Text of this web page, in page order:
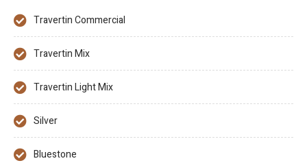
Travertin Commercial
Travertin Mix
Travertin Light Mix
Silver
Bluestone